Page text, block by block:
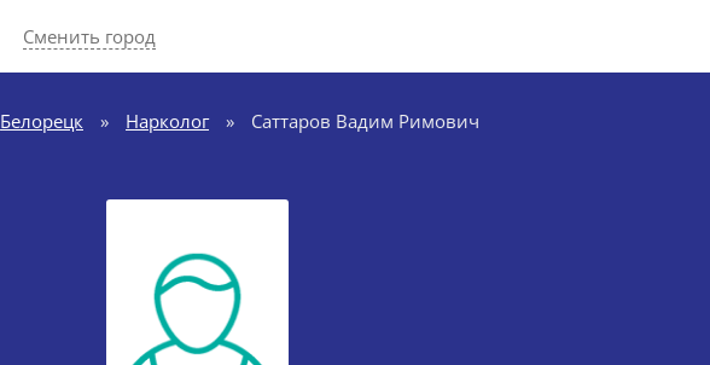
Сменить город
Белорецк » Нарколог » Саттаров Вадим Римович